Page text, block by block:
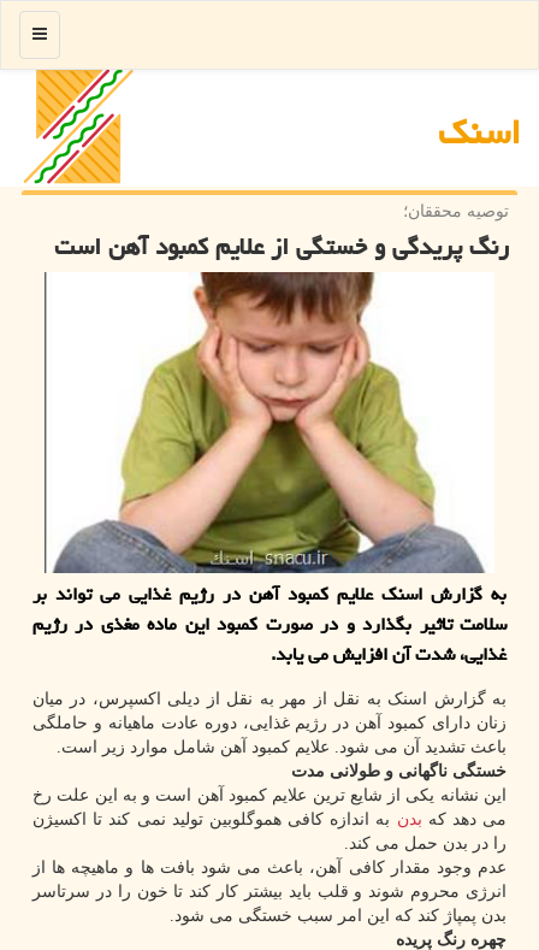
اسنك
منو
توصیه محققان؛
رنگ پریدگی و خستگی از علایم کمبود آهن است
به گزارش اسنک علایم کمبود آهن در رژیم غذایی می تواند بر
سلامت تاثیر بگذارد و در صورت کمبود این ماده مغذی در رژیم
غذایی، شدت آن افزایش می یابد.
به گزارش اسنک به نقل از مهر به نقل از دیلی اکسپرس، در میان
زنان دارای کمبود آهن در رژیم غذایی، دوره عادت ماهیانه و حاملگی
باعث تشدید آن می شود. علایم کمبود آهن شامل موارد زیر است.
خستگی ناگهانی و طولانی مدت
این نشانه یکی از شایع ترین علایم کمبود آهن است و به این علت رخ
می دهد که بدن به اندازه کافی هموگلوبین تولید نمی کند تا اکسیژن
را در بدن حمل می کند.
عدم وجود مقدار کافی آهن، باعث می شود بافت ها و ماهیچه ها از
انرژی محروم شوند و قلب باید بیشتر کار کند تا خون را در سرتاسر
بدن پمپاژ کند که این امر سبب خستگی می شود.
چهره رنگ پریده